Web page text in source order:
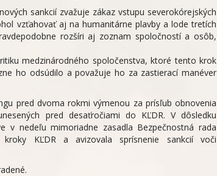
sankcií zvažuje zákaz vstupu severokórejských
vzťahovať aj na humanitárne plavby a lode tretích
rozšíri aj zoznam spoločností a osôb,
medzinárodného spoločenstva, ktoré tento krok
ho odsúdilo a považuje ho za zastierací manéver
pred dvoma rokmi výmenou za prísľub obnovenia
pred desaťročiami do KĽDR. V dôsledku
v nedeľu mimoriadne zasadla Bezpečnostná rada
KĽDR a avizovala sprísnenie sankcií voči